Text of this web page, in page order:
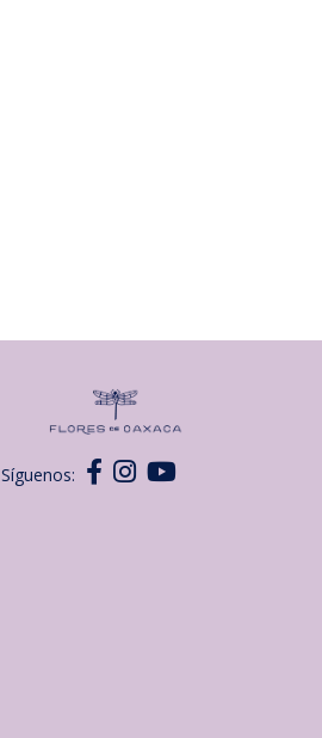
Síguenos: